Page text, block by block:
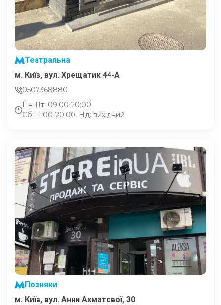
Театральна
м. Київ, вул. Хрещатик 44-A
0507368880
Пн-Пт: 09:00-20:00
Сб: 11:00-20:00, Нд: вихідний
Позняки
м. Київ, вул. Анни Ахматової, 30